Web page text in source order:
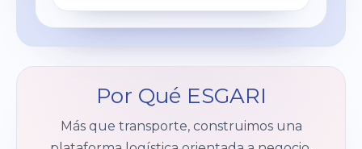
Por Qué ESGARI
Más que transporte, construimos una